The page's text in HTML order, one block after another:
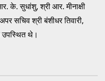
के. सुधांशु, श्री आर. मीनाक्षी
सचिव श्री बंशीधर तिवारी,
उपस्थित थे।